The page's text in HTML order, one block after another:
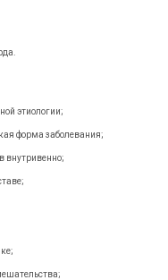
этиологии;
форма заболевания;
внутривенно;